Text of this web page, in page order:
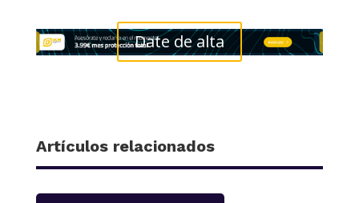
Date de alta
Artículos relacionados